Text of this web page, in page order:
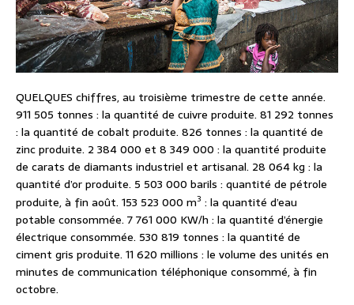
QUELQUES chiffres, au troisième trimestre de cette année.
911 505 tonnes : la quantité de cuivre produite. 81 292 tonnes
: la quantité de cobalt produite. 826 tonnes : la quantité de
zinc produite. 2 384 000 et 8 349 000 : la quantité produite
de carats de diamants industriel et artisanal. 28 064 kg : la
quantité d’or produite. 5 503 000 barils : quantité de pétrole
produite, à fin août. 153 523 000 m3 : la quantité d’eau
potable consommée. 7 761 000 KW/h : la quantité d’énergie
électrique consommée. 530 819 tonnes : la quantité de
ciment gris produite. 11 620 millions : le volume des unités en
minutes de communication téléphonique consommé, à fin
octobre.